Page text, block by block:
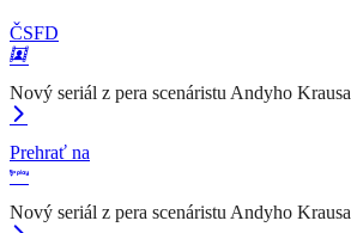
ČSFD
Nový seriál z pera scenáristu Andyho Krausa
Prehrať na
Nový seriál z pera scenáristu Andyho Krausa